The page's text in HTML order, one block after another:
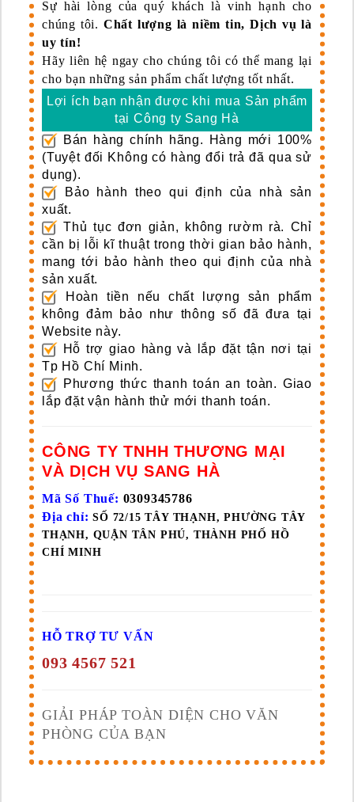
Sự hài lòng của quý khách là vinh hạnh cho
chúng tôi. Chất lượng là niềm tin, Dịch vụ là
uy tín!
Hãy liên hệ ngay cho chúng tôi có thể mang lại
cho bạn những sản phẩm chất lượng tốt nhất.
Lợi ích bạn nhận được khi mua Sản phẩm
tại Công ty Sang Hà
Bán hàng chính hãng. Hàng mới 100%
(Tuyệt đối Không có hàng đổi trả đã qua sử
dụng).
Bảo hành theo qui định của nhà sản
xuất.
Thủ tục đơn giản, không rườm rà. Chỉ
cần bị lỗi kĩ thuật trong thời gian bảo hành,
mang tới bảo hành theo qui định của nhà
sản xuất.
Hoàn tiền nếu chất lượng sản phẩm
không đảm bảo như thông số đã đưa tại
Website này.
Hỗ trợ giao hàng và lắp đặt tận nơi tại
Tp Hồ Chí Minh.
Phương thức thanh toán an toàn. Giao
lắp đặt vận hành thử mới thanh toán.
CÔNG TY TNHH THƯƠNG MẠI
VÀ DỊCH VỤ SANG HÀ
Mã Số Thuế: 0309345786
Địa chỉ:SỐ 72/15 TÂY THẠNH, PHƯỜNG TÂY
THẠNH, QUẬN TÂN PHÚ, THÀNH PHỐ HỒ
CHÍ MINH
HỖ TRỢ TƯ VẤN
093 4567 521
GIẢI PHÁP TOÀN DIỆN CHO VĂN
PHÒNG CỦA BẠN